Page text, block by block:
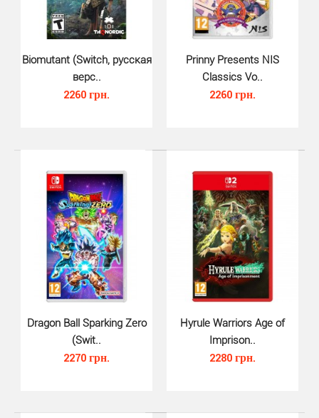
Asterix and Obelix Mission Baby..
Asterix and Obelix Mission Babylon для Nintendo Switch -
окунитесь в совершенно новое эпическое прик..
Biomutant (Switch, русская
верс..
2260 грн.
Prinny Presents NIS
Classics Vo..
2260 грн.
Dragon Ball Sparking Zero
(Swit..
2270 грн.
Hyrule Warriors Age of
Imprison..
2280 грн.